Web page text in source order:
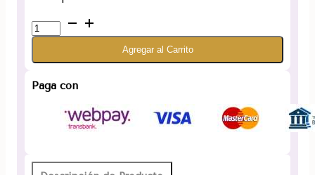
Popurrí
Rosa
cantidad
Agregar al Carrito
Paga con